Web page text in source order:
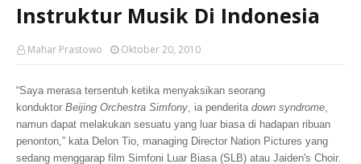
Instruktur Musik Di Indonesia
Mahar Prastowo Oktober 20, 2010
“Saya merasa tersentuh ketika menyaksikan seorang
konduktor Beijing Orchestra Simfony , ia penderita down syndrome
namun dapat melakukan sesuatu yang luar biasa di hadapan ribuan
penonton,” kata Delon Tio, managing Director Nation Pictures yang
sedang menggarap film Simfoni Luar Biasa (SLB) atau Jaiden's Choir.